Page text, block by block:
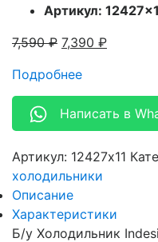
Артикул:
7,590₽ 7,390 ₽
Подробнее
Написать в
Артикул: 12427x11
холодильники
Описание
Характеристики
Б/у Холодильник